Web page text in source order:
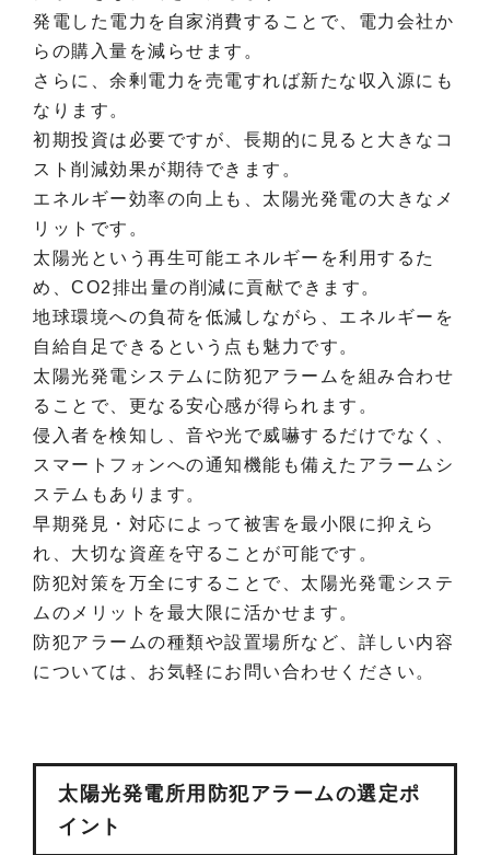
発電した電力を自家消費することで、電力会社か
らの購入量を減らせます。
さらに、余剰電力を売電すれば新たな収入源にも
なります。
初期投資は必要ですが、長期的に見ると大きなコ
スト削減効果が期待できます。
エネルギー効率の向上も、太陽光発電の大きなメ
リットです。
太陽光という再生可能エネルギーを利用するた
め、CO2排出量の削減に貢献できます。
地球環境への負荷を低減しながら、エネルギーを
自給自足できるという点も魅力です。
太陽光発電システムに防犯アラームを組み合わせ
ることで、更なる安心感が得られます。
侵入者を検知し、音や光で威嚇するだけでなく、
スマートフォンへの通知機能も備えたアラームシ
ステムもあります。
早期発見・対応によって被害を最小限に抑えら
れ、大切な資産を守ることが可能です。
防犯対策を万全にすることで、太陽光発電システ
ムのメリットを最大限に活かせます。
防犯アラームの種類や設置場所など、詳しい内容
については、お気軽にお問い合わせください。
太陽光発電所用防犯アラームの選定ポ
イント